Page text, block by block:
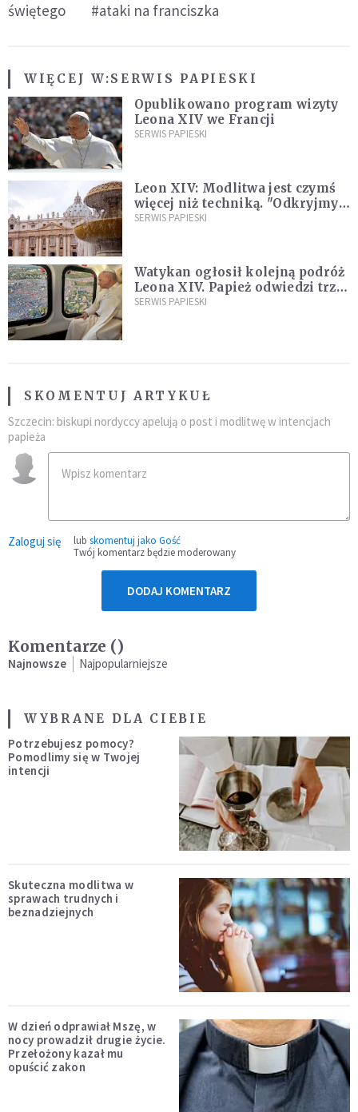
świętego
#ataki na franciszka
WIĘCEJ W:SERWIS PAPIESKI
Opublikowano program wizyty
Leona XIV we Francji
SERWIS PAPIESKI
Leon XIV: Modlitwa jest czymś
więcej niż techniką. "Odkryjmy
ją na nowo"
SERWIS PAPIESKI
Watykan ogłosił kolejną podróż
Leona XIV. Papież odwiedzi trzy
kraje Ameryki Południowej
SERWIS PAPIESKI
SKOMENTUJ ARTYKUŁ
Szczecin: biskupi nordyccy apelują o post i modlitwę w intencjach
papieża
Zaloguj się lub skomentuj jako Gość
Twój komentarz będzie moderowany
DODAJ KOMENTARZ
Komentarze ()
Najnowsze Najpopularniejsze
WYBRANE DLA CIEBIE
Potrzebujesz pomocy?
Pomodlimy się w Twojej
intencji
Skuteczna modlitwa w
sprawach trudnych i
beznadziejnych
W dzień odprawiał Mszę, w
nocy prowadził drugie życie.
Przełożony kazał mu
opuścić zakon